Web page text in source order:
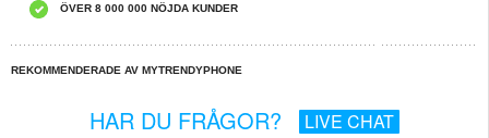
ÖVER 8 000 000 NÖJDA KUNDER
REKOMMENDERADE AV MYTRENDYPHONE
HAR DU FRÅGOR? LIVE CHAT